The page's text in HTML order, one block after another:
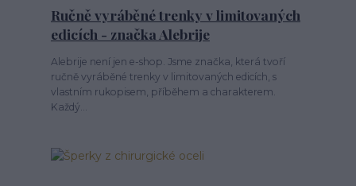
Ručně vyráběné trenky v limitovaných
edicích - značka Alebrije
Alebrije není jen e-shop. Jsme značka, která tvoří
ručně vyráběné trenky v limitovaných edicích, s
vlastním rukopisem, příběhem a charakterem.
Každý...